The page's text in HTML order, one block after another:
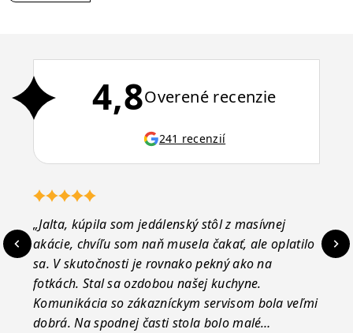
4,8Overené recenzie
241 recenzií
„Jalta, kúpila som jedálenský stôl z masívnej
akácie, chvíľu som naň musela čakať, ale oplatilo
sa. V skutočnosti je rovnako pekný ako na
fotkách. Stal sa ozdobou našej kuchyne.
Komunikácia so zákazníckym servisom bola veľmi
dobrá. Na spodnej časti stola bolo malé